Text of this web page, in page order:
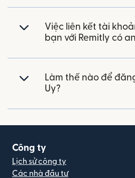
Việc liên kết tài
bạn với Remitly có
Làm thế nào để
Uy?
Công ty
Lịch sử công ty
Các nhà đầu tư